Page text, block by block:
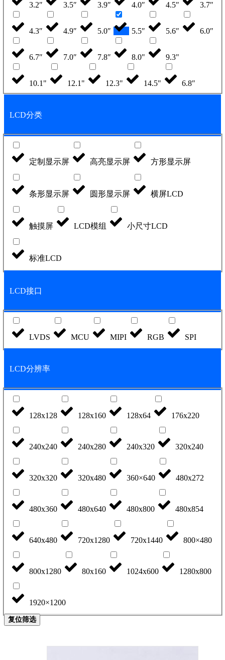
3.2″ 3.5″ 3.9″ 4.0″ 4.5″ 3.7″
4.3″ 4.9″ 5.0″ 5.5″ 5.6″ 6.0″
6.7″ 7.0″ 7.8″ 8.0" 9.3"
10.1" 12.1" 12.3" 14.5" 6.8″
LCD分类
定制显示屏 高亮显示屏 方形显示屏
条形显示屏 圆形显示屏 横屏LCD
触摸屏 LCD模组 小尺寸LCD
标准LCD
LCD接口
LVDS MCU MIPI RGB SPI
LCD分辨率
128x128 128x160 128x64 176x220
240x240 240x280 240x320 320x240
320x320 320x480 360×640 480x272
480x360 480x640 480x800 480x854
640x480 720x1280 720x1440 800×480
800x1280 80x160 1024x600 1280x800
1920×1200
复位筛选